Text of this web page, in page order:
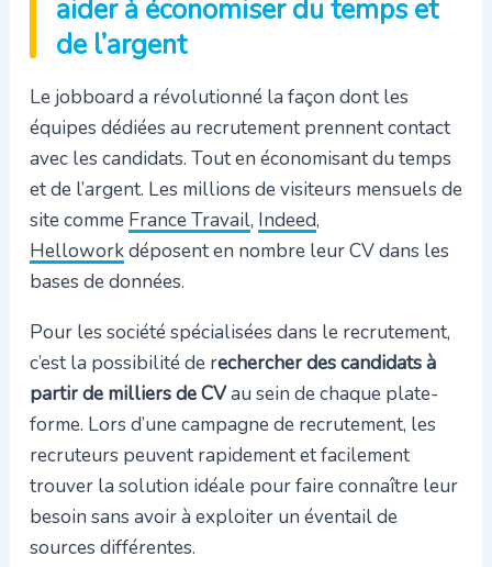
aider à économiser du temps et
de l’argent
Le jobboard a révolutionné la façon dont les
équipes dédiées au recrutement prennent contact
avec les candidats. Tout en économisant du temps
et de l’argent. Les millions de visiteurs mensuels de
site comme France Travail, Indeed,
Helloworkdéposent en nombre leur CV dans les
bases de données.
Pour les société spécialisées dans le recrutement,
c’est la possibilité de rechercher des candidats à
partir de milliers de CVau sein de chaque plate-
forme. Lors d’une campagne de recrutement, les
recruteurs peuvent rapidement et facilement
trouver la solution idéale pour faire connaître leur
besoin sans avoir à exploiter un éventail de
sources différentes.